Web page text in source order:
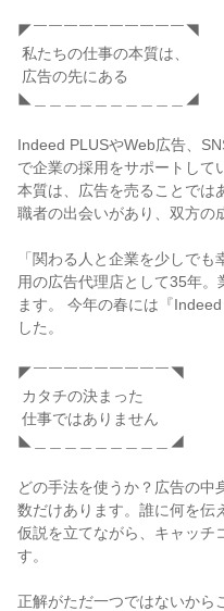
◤￣￣￣￣￣￣￣￣￣￣◥
◣＿＿＿＿＿＿＿＿＿＿◢
Indeed PLUSやWeb広告、
で企業の採用をサポートして
本質は、広告を売ることでは
職者の出会いがあり、双方の
「関わる人と企業を少しで
用の広告代理店として35年
ます。 今年の春には『
した。
◤￣￣￣￣￣￣￣￣￣◥
◣＿＿＿＿＿＿＿＿＿◢
どの手法を使うか？広告の中
数だけあります。誰に何を伝
仮説を立てながら、キャッチ
す。
正解がただ一つではないから